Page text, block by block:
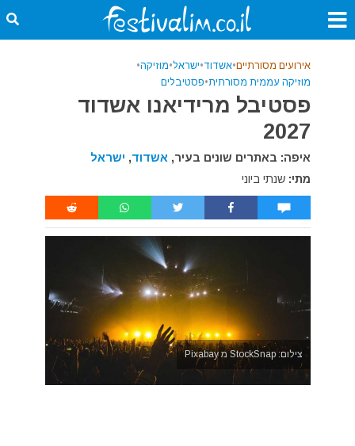
אירועים מסורתיים•אשדוד•ישראל•מוזיקה•
מוזיקה עממית מסורתית•פסטיבלים
פסטיבל מרידיאנו אשדוד
2027
איפה: באתרים שונים בעיר, אשדוד, ישראל
מתי:שנתי ביוני
צילום: StockSnap מ Pixabay